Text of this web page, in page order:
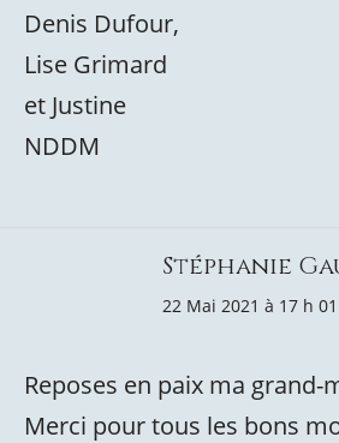
Denis Dufour,
Lise Grimard
et Justine
NDDM
Stéphanie
22 Mai 2021 à 17 h
Reposes en paix ma grand-
Merci pour tous les bons